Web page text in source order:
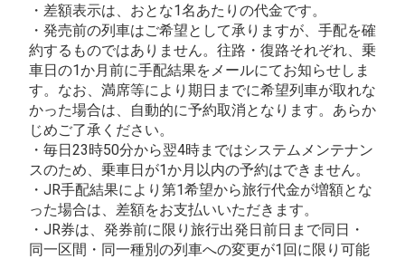
・差額表示は、おとな1名あたりの代金です。
・発売前の列車はご希望として承りますが、手配を確
約するものではありません。往路・復路それぞれ、乗
車日の1か月前に手配結果をメールにてお知らせしま
す。なお、満席等により期日までに希望列車が取れな
かった場合は、自動的に予約取消となります。あらか
じめご了承ください。
・毎日23時50分から翌4時まではシステムメンテナン
スのため、乗車日が1か月以内の予約はできません。
・JR手配結果により第1希望から旅行代金が増額とな
った場合は、差額をお支払いいただきます。
・JR券は、発券前に限り旅行出発日前日まで同日・
同一区間・同一種別の列車への変更が1回に限り可能